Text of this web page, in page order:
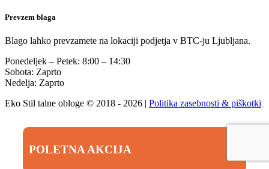
Prevzem blaga
Blago lahko prevzamete na lokaciji podjetja v BTC-ju Ljubljana.
Ponedeljek – Petek: 8:00 – 14:30
Sobota: Zaprto
Nedelja: Zaprto
Eko Stil talne obloge © 2018 - 2026 | Politika zasebnosti & piškotki
POLETNA AKCIJA